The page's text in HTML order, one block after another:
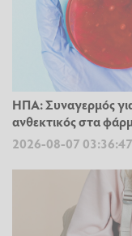
ΗΠΑ: Συναγερμός
ανθεκτικός στα
2026-08-07 03:36:47